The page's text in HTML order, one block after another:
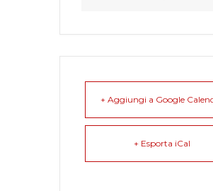
+ Aggiungi a Google
+ Esporta iCal